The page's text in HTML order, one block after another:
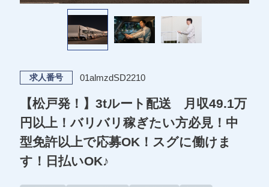
求人番号 01almzdSD2210
【松戸発！】3tルート配送 月収49.1万
円以上！バリバリ稼ぎたい方必見！中
型免許以上で応募OK！スグに働けま
す！日払いOK♪